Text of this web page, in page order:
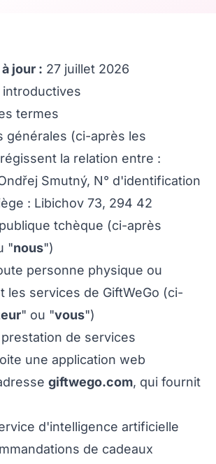
jour : 27 juillet 2026
introductives
termes
générales (ci-après les
la relation entre :
Smutný, N° d'identification
: Libichov 73, 294 42
tchèque (ci-après
"nous")
personne physique ou
les services de GiftWeGo (ci-
" ou "vous")
prestation de services
une application web
giftwego.com, qui fournit
d'intelligence artificielle
de cadeaux